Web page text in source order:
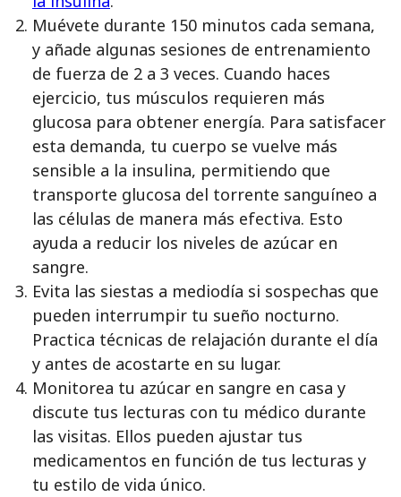
Muévete durante 150 minutos cada semana,
y añade algunas sesiones de entrenamiento
de fuerza de 2 a 3 veces. Cuando haces
ejercicio, tus músculos requieren más
glucosa para obtener energía. Para satisfacer
esta demanda, tu cuerpo se vuelve más
sensible a la insulina, permitiendo que
transporte glucosa del torrente sanguíneo a
las células de manera más efectiva. Esto
ayuda a reducir los niveles de azúcar en
sangre.
Evita las siestas a mediodía si sospechas que
pueden interrumpir tu sueño nocturno.
Practica técnicas de relajación durante el día
y antes de acostarte en su lugar.
Monitorea tu azúcar en sangre en casa y
discute tus lecturas con tu médico durante
las visitas. Ellos pueden ajustar tus
medicamentos en función de tus lecturas y
tu estilo de vida único.